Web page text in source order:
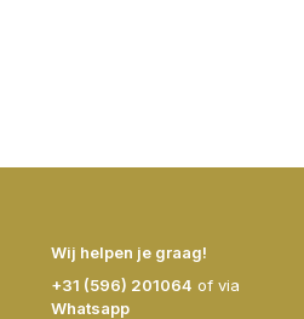
Wij helpen je graag!
+31 (596) 201064 of via
Whatsapp